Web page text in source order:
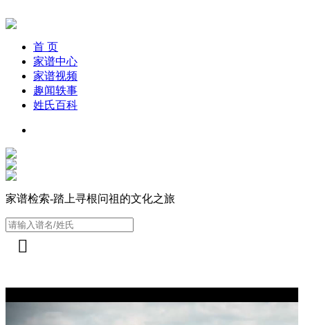
首 页
家谱中心
家谱视频
趣闻轶事
姓氏百科
家谱检索-踏上寻根问祖的文化之旅